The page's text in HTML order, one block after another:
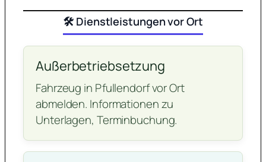
🛠️ Dienstleistungen vor Ort
Außerbetriebsetzung
Fahrzeug in Pfullendorf vor Ort
abmelden. Informationen zu
Unterlagen, Terminbuchung.